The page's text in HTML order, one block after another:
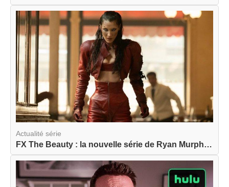
Actualité série
FX The Beauty : la nouvelle série de Ryan Murphy...